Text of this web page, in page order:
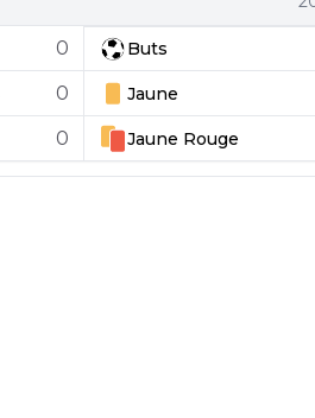
0 Buts
0 Jaune
0 Jaune Rouge